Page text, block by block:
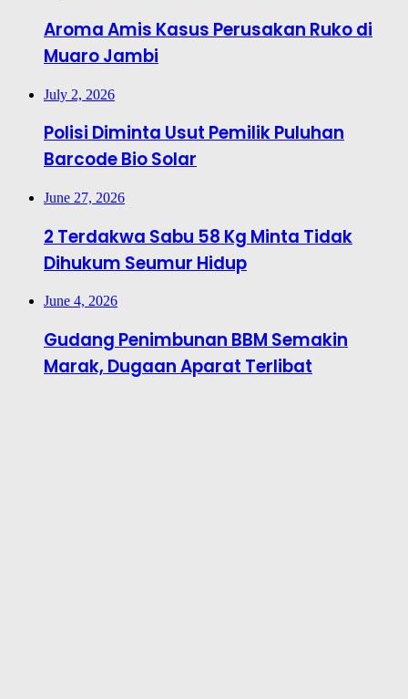
Aroma Amis Kasus Perusakan Ruko di
Muaro Jambi
July 2, 2026
Polisi Diminta Usut Pemilik Puluhan
Barcode Bio Solar
June 27, 2026
2 Terdakwa Sabu 58 Kg Minta Tidak
Dihukum Seumur Hidup
June 4, 2026
Gudang Penimbunan BBM Semakin
Marak, Dugaan Aparat Terlibat